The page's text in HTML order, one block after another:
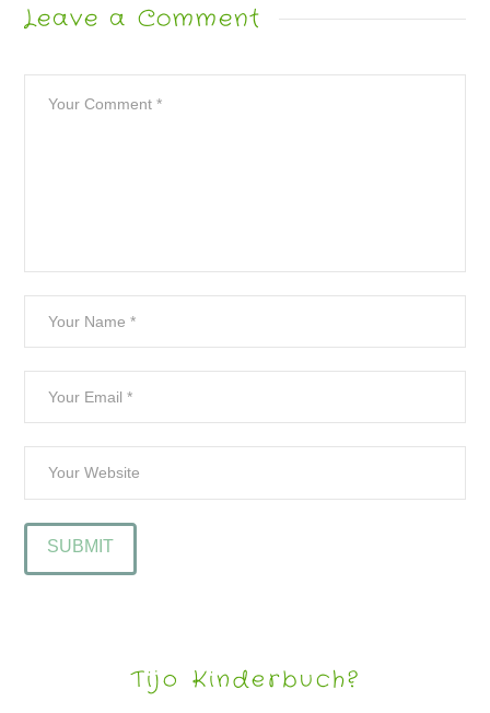
Leave a Comment
Tijo Kinderbuch?